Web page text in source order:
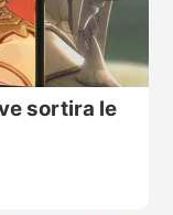
sortira le